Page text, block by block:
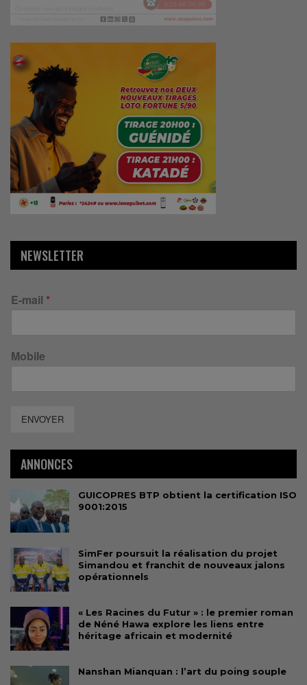
NEWSLETTER
E-mail *
Mobile
ENVOYER
ANNONCES
GUICOPRES BTP obtient la certification ISO
9001:2015
SimFer poursuit la réalisation du projet
Simandou et franchit de nouveaux jalons
opérationnels
« Les Racines du Futur » : le premier roman
de Néné Hawa explore les liens entre
héritage africain et modernité
Nanshan Mianquan : l’art du poing souple